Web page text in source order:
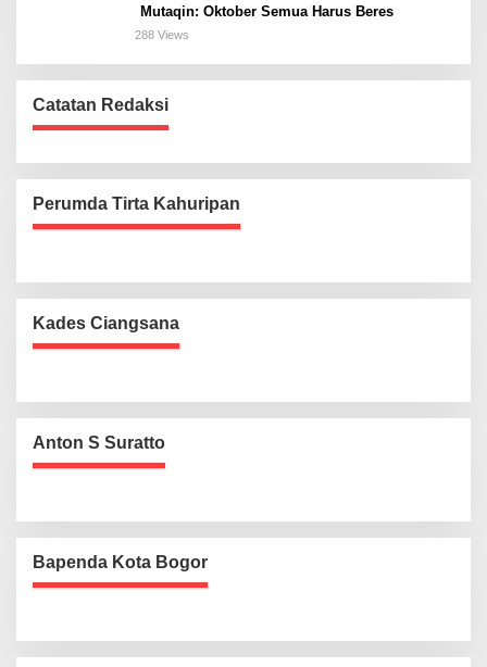
Mutaqin: Oktober Semua Harus Beres
288 Views
Catatan Redaksi
Perumda Tirta Kahuripan
Kades Ciangsana
Anton S Suratto
Bapenda Kota Bogor